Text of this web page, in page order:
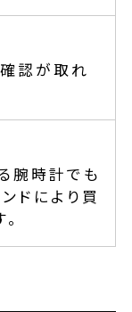
認が取れ
腕時計でも
ドにより買